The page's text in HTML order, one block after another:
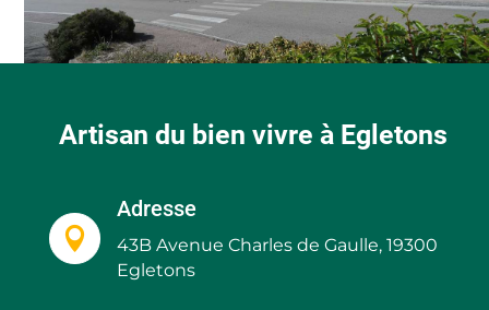
Artisan du bien vivre à Egletons

Adresse
43B Avenue Charles de Gaulle, 19300
Egletons